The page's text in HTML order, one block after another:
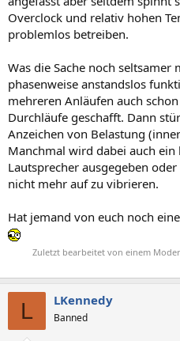
Overclock und relativ hohen
problemlos betreiben.
Was die Sache noch seltsamer
phasenweise anstandslos
mehreren Anläufen auch
Durchläufe geschafft. Dann
Anzeichen von Belastung
Manchmal wird dabei auch
Lautsprecher ausgegeben
nicht mehr auf zu vibrieren.
Hat jemand von euch noch
Zuletzt bearbeitet von einem
L LKennedy
Banned